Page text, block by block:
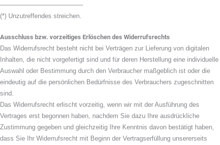
—————————————
(*) Unzutreffendes streichen.
Ausschluss bzw. vorzeitiges Erlöschen des Widerrufsrechts
Das Widerrufsrecht besteht nicht bei Verträgen zur Lieferung von digitalen
Inhalten, die nicht vorgefertigt sind und für deren Herstellung eine individuelle
Auswahl oder Bestimmung durch den Verbraucher maßgeblich ist oder die
eindeutig auf die persönlichen Bedürfnisse des Verbrauchers zugeschnitten
sind.
Das Widerrufsrecht erlischt vorzeitig, wenn wir mit der Ausführung des
Vertrages erst begonnen haben, nachdem Sie dazu Ihre ausdrückliche
Zustimmung gegeben und gleichzeitig Ihre Kenntnis davon bestätigt haben,
dass Sie Ihr Widerrufsrecht mit Beginn der Vertragserfüllung unsererseits